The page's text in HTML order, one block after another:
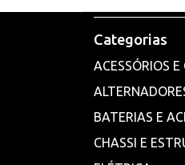
Categorias
ACESSÓRIOS
BATERIAS E
CHASSI E